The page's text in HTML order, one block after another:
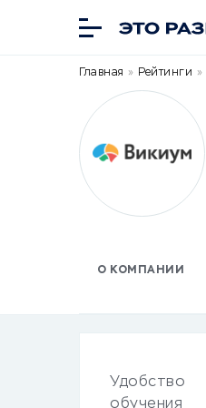
Главная » Рейтинги »
О КОМПАНИИ
Удобство
обучения